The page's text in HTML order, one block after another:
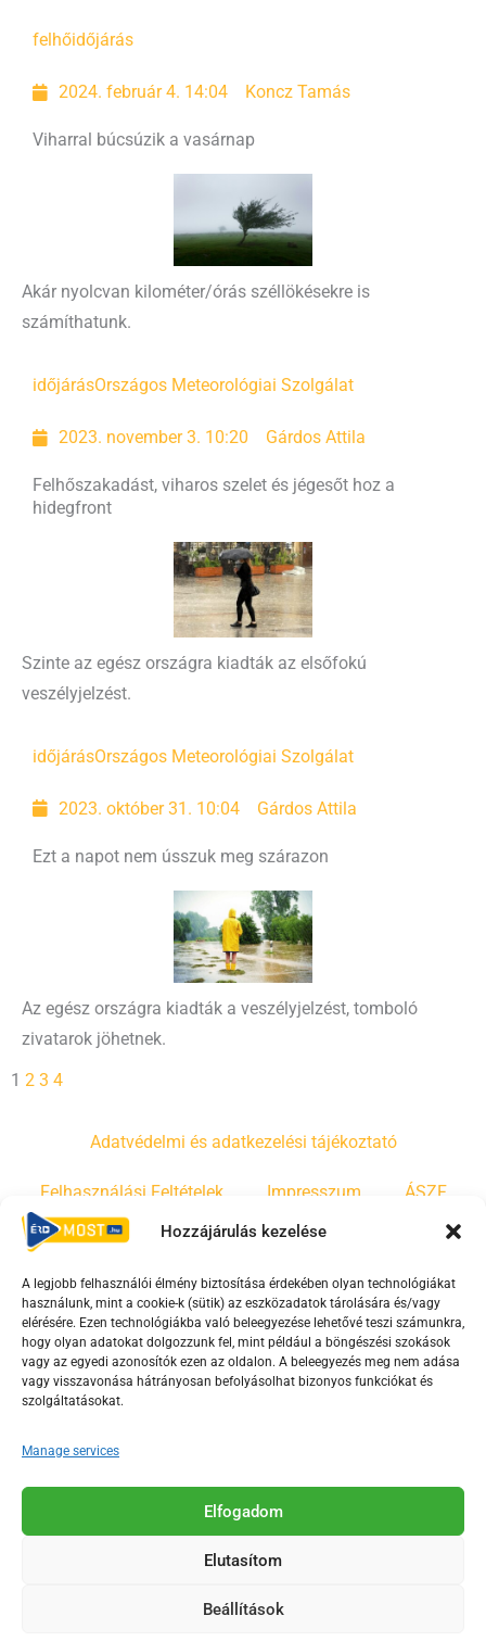
Hozzájárulás kezelése
A legjobb felhasználói élmény biztosítása érdekében olyan technológiákat
használunk, mint a cookie-k (sütik) az eszközadatok tárolására és/vagy
elérésére. Ezen technológiákba való beleegyezése lehetővé teszi számunkra,
hogy olyan adatokat dolgozzunk fel, mint például a böngészési szokások
vagy az egyedi azonosítók ezen az oldalon. A beleegyezés meg nem adása
vagy visszavonása hátrányosan befolyásolhat bizonyos funkciókat és
szolgáltatásokat.
Manage services
Elfogadom
Elutasítom
Beállítások
felhőidőjárás
2024. február 4. 14:04 Koncz Tamás
Viharral búcsúzik a vasárnap
Akár nyolcvan kilométer/órás széllökésekre is
számíthatunk.
időjárásOrszágos Meteorológiai Szolgálat
2023. november 3. 10:20 Gárdos Attila
Felhőszakadást, viharos szelet és jégesőt hoz a
hidegfront
Szinte az egész országra kiadták az elsőfokú
veszélyjelzést.
időjárásOrszágos Meteorológiai Szolgálat
2023. október 31. 10:04 Gárdos Attila
Ezt a napot nem ússzuk meg szárazon
Az egész országra kiadták a veszélyjelzést, tomboló
zivatarok jöhetnek.
1 2 3 4
Adatvédelmi és adatkezelési tájékoztató
Felhasználási Feltételek Impresszum ÁSZF
Irányelvek Moderálási szabályzat
F
a
c
e
o
o
-
Y
o
u
t
b
e
s
T
i
k
Az Érd Média médiaszolgáltatási tevékenységét a
Médiatanács a Magyar Média Mecenatúra program
2018-2026. © Minden jog fenntartva, Érd Megyei Jogú Város